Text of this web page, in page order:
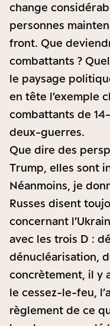
change
personnes
front. Que
combattants ?
le paysage
en tête l’exemple
combattants de
deux-guerres.
Que dire des
Trump, elles sont
Néanmoins, je
Russes disent
concernant
avec les trois D :
dénucléarisation,
concrètement, il y
le cessez-le-feu,
règlement de ce